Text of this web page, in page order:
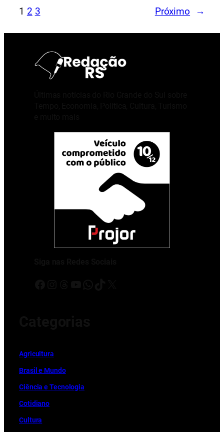
1 2 3 Próximo →
Agricultura
Brasil e Mundo
Ciência e Tecnologia
Cotidiano
Cultura